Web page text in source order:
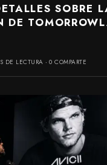
SOBRE
DE
DE LECTURA 0 COMPARTE